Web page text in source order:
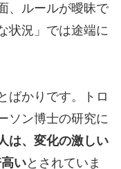
、ルールが曖昧で
状況」では途端に
ばかりです。トロ
ソン博士の研究に
は、変化の激しい
いとされていま